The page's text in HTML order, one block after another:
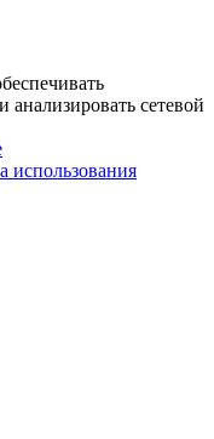
сетевой
использования